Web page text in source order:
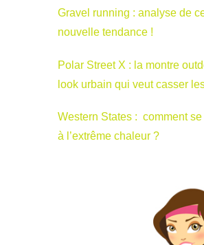
Gravel running : analyse de
nouvelle tendance !
Polar Street X : la montre
look urbain qui veut casser
Western States : comment
à l’extrême chaleur ?